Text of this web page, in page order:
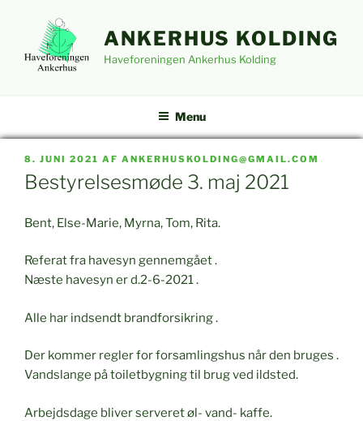
indhold
ANKERHUS KOLDING
Haveforeningen Ankerhus Kolding
Menu
UDGIVET
DEN
8. JUNI 2021 AF ANKERHUSKOLDING@GMAIL.COM
Bestyrelsesmøde 3. maj 2021
Bent, Else-Marie, Myrna, Tom, Rita.
Referat fra havesyn gennemgået .
Næste havesyn er d.2-6-2021 .
Alle har indsendt brandforsikring .
Der kommer regler for forsamlingshus når den bruges .
Vandslange på toiletbygning til brug ved ildsted.
Arbejdsdage bliver serveret øl- vand- kaffe.